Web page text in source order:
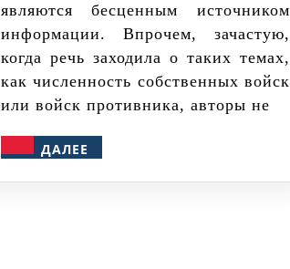
являются бесценным источником
информации. Впрочем, зачастую,
когда речь заходила о таких темах,
как численность собственных войск
или войск противника, авторы не
ДАЛЕЕ